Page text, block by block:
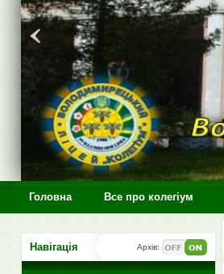
Головна Все про колегіум
Навігація Архів: